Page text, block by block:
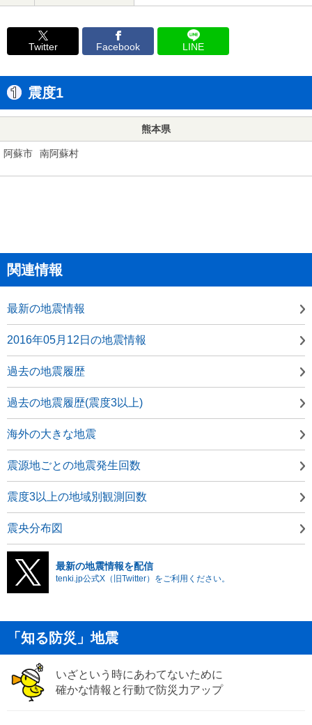
Twitter Facebook LINE
震度1
熊本県
阿蘇市 南阿蘇村
関連情報
最新の地震情報
2016年05月12日の地震情報
過去の地震履歴
過去の地震履歴(震度3以上)
海外の大きな地震
震源地ごとの地震発生回数
震度3以上の地域別観測回数
震央分布図
最新の地震情報を配信
tenki.jp公式X（旧Twitter）をご利用ください。
「知る防災」地震
いざという時にあわてないために
確かな情報と行動で防災力アップ